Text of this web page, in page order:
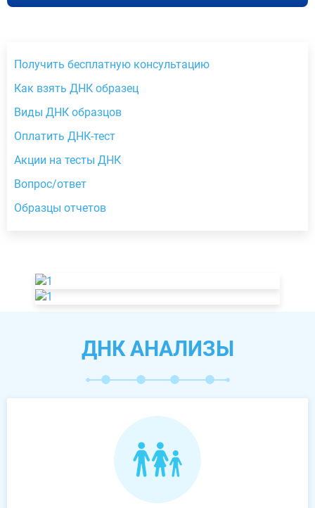
Получить бесплатную консультацию
Как взять ДНК образец
Виды ДНК образцов
Оплатить ДНК-тест
Акции на тесты ДНК
Вопрос/ответ
Образцы отчетов
ДНК АНАЛИЗЫ